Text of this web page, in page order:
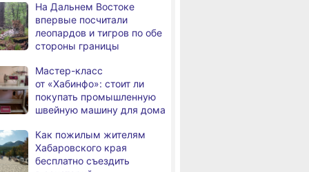
косметолог
В Хабаровском крае
ликвидировали
11 пожаров
появится «умная»
спортивная площадка
Федеральный эксперт
инфраструктуру
Хабаровского края
Дебаркадеры с памятными
в Хабаровском крае
Эпидобстановка
На Дальнем Востоке
впервые посчитали
леопардов и тигров по обе
стороны границы
Мастер-класс
от «Хабинфо»: стоит ли
покупать промышленную
швейную машину для дома
Как пожилым жителям
Хабаровского края
бесплатно съездить